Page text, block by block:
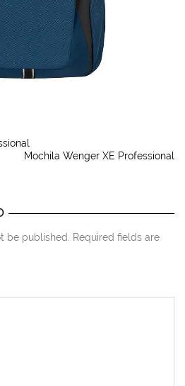
Mochila Wenger XE Professional
be published. Required fields are